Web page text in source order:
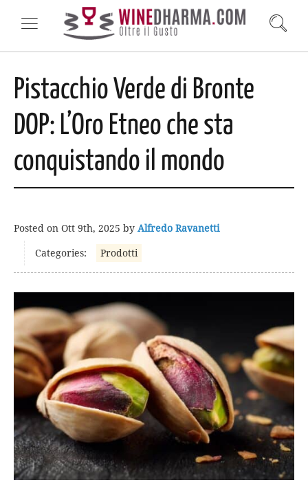
Pistacchio Verde di Bronte
DOP: L’Oro Etneo che sta
conquistando il mondo
Posted on Ott 9th, 2025 by Alfredo Ravanetti
Categories: Prodotti